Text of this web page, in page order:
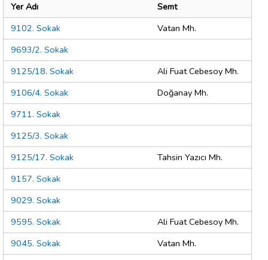
Yer Adı
Semt
9102. Sokak
Vatan Mh.
9693/2. Sokak
9125/18. Sokak
Ali Fuat Cebesoy Mh.
9106/4. Sokak
Doğanay Mh.
9711. Sokak
9125/3. Sokak
9125/17. Sokak
Tahsin Yazıcı Mh.
9157. Sokak
9029. Sokak
9595. Sokak
Ali Fuat Cebesoy Mh.
9045. Sokak
Vatan Mh.